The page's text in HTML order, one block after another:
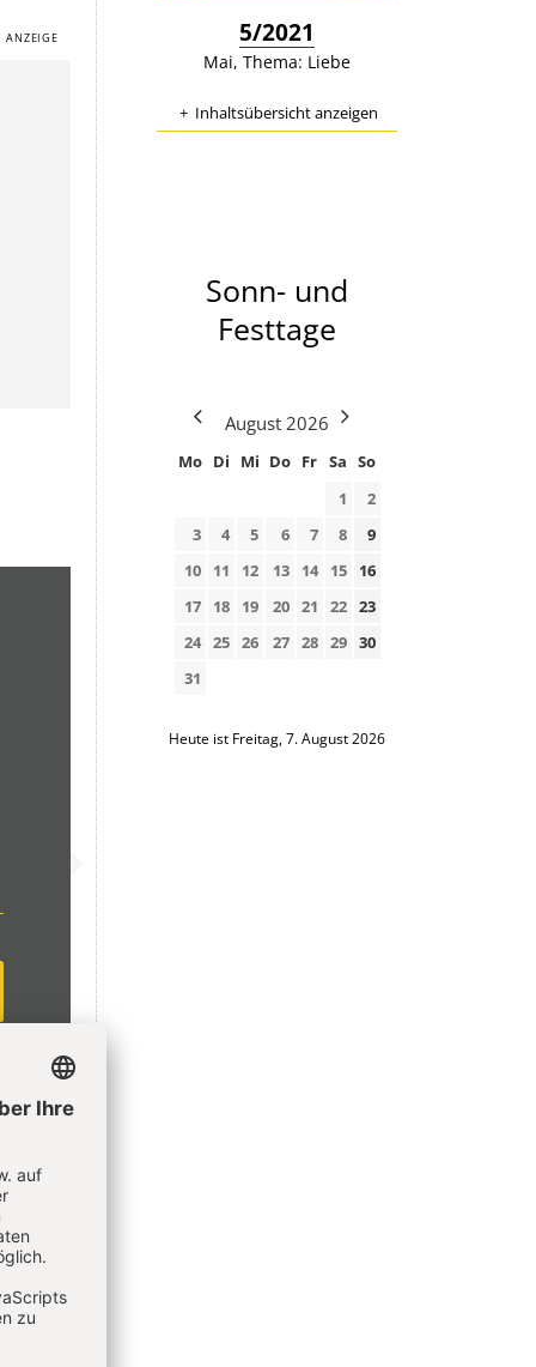
5/2021
Mai, Thema: Liebe
Inhaltsübersicht anzeigen
Sonn- und
Festtage
August 2026
Mo Di Mi Do Fr Sa So
1
2
3
4 5 6 7 8
9
10
11 12 13 14 15
16
17
18 19 20 21 22 23
24 25 26 27 28 29 30
31
Heute ist Freitag, 7. August 2026